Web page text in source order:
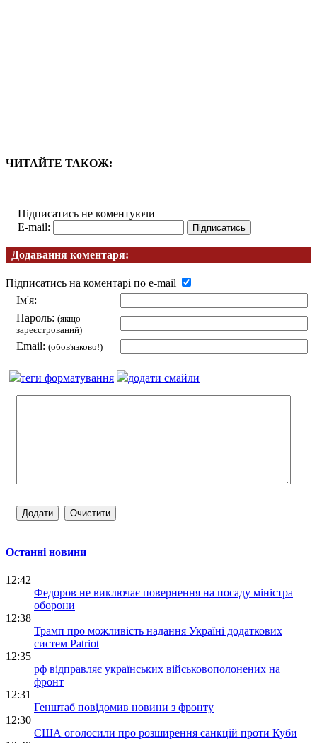
ЧИТАЙТЕ ТАКОЖ:
Підписатись не коментуючи
E-mail:
Додавання коментаря:
Підписатись на коментарі по e-mail
Ім'я:
Пароль: (якщо
зареєстрований)
Email: (обов'язково!)
теги форматування додати смайли
Останні новини
12:42
Федоров не виключає повернення на посаду міністра
оборони
12:38
Трамп про можливість надання Україні додаткових
систем Patriot
12:35
рф відправляє українських військовополонених на
фронт
12:31
Генштаб повідомив новини з фронту
12:30
США оголосили про розширення санкцій проти Куби